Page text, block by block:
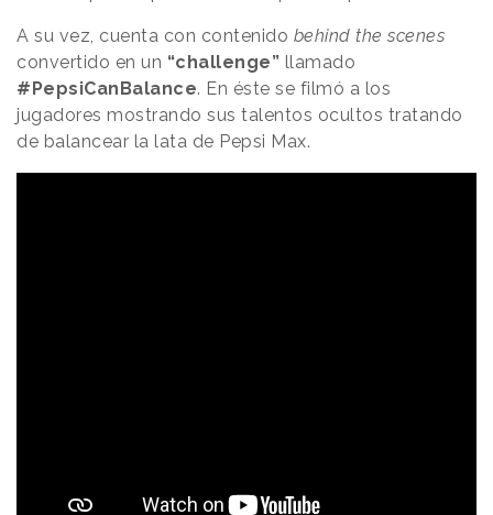
A su vez, cuenta con contenido behind the scenes
convertido en un “challenge” llamado
#PepsiCanBalance. En éste se filmó a los
jugadores mostrando sus talentos ocultos tratando
de balancear la lata de Pepsi Max.